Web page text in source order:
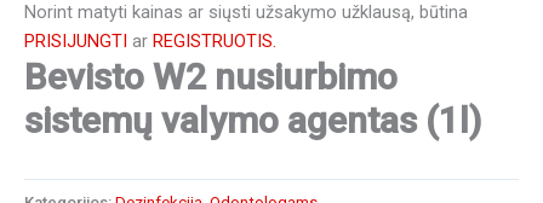
Norint matyti kainas ar siųsti užsakymo užklausą, būtina
PRISIJUNGTI ar REGISTRUOTIS.
Bevisto W2 nusiurbimo
sistemų valymo agentas (1l)